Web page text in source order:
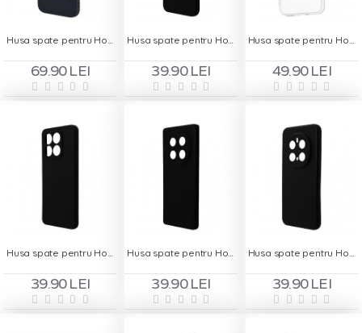
Husa spate pentru Honor 200 Lite B-Silicon case - Negru
69.90 LEI
Husa spate pentru Honor 400 - Dare Case
39.90 LEI
Husa spate pentru Honor 400 Lite - Clear Case
49.90 LEI
Husa spate pentru Honor 400 Smart - Dare Case
39.90 LEI
Husa spate pentru Honor Magic 7 Lite - Dare Case
39.90 LEI
Husa spate pentru Honor Magic 7 Pro - Dare Case
39.90 LEI